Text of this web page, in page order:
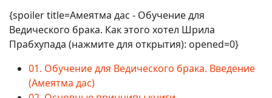
{spoiler title=Амеятма дас - Обучение для
Ведического брака. Как этого хотел Шрила
Прабхупада (нажмите для открытия): opened=0}
01. Обучение для Ведического брака. Введение
(Амеятма дас)